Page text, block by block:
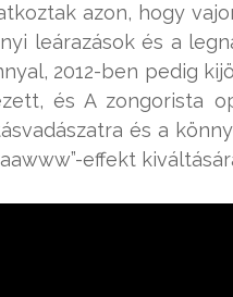
azon, hogy
leárazások és a
2012-ben pedig
és A zongorista
és a
effekt